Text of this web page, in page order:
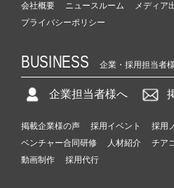
会社概要 ニュースルーム
メディア
プライバシーポリシー
BUSINESS 企業・採用担当者様
企業担当者様へ
掲載企業様の声 採用イベント 採用
ベンチャー合同研修
人材紹介 チア
動画制作
採用代行